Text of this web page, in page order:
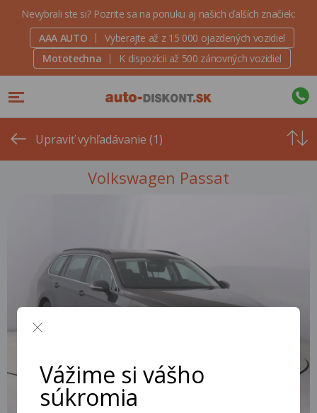
Nevybrali ste si? Pozrite sa na ponuku aj našich ďalších značiek:
AAA AUTO
Vyberajte až z 15 000 ojazdených vozidiel
Mototechna
K dispozícii až 500 zánovných vozidiel
Upraviť vyhľadávanie (1)
ceny
Volkswagen Passat
Vážime si vášho
súkromia